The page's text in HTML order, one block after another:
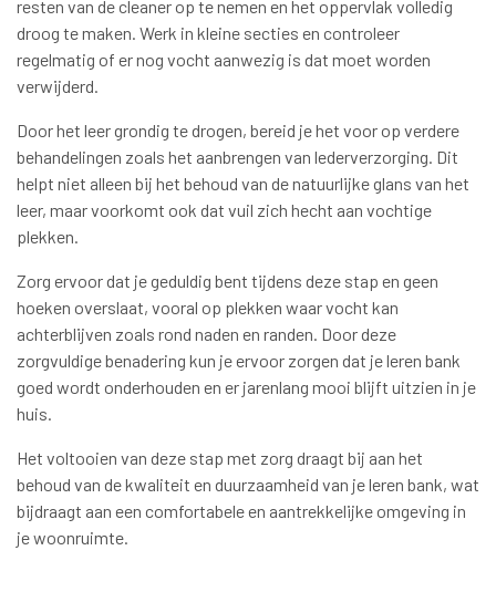
resten van de cleaner op te nemen en het oppervlak volledig
droog te maken. Werk in kleine secties en controleer
regelmatig of er nog vocht aanwezig is dat moet worden
verwijderd.
Door het leer grondig te drogen, bereid je het voor op verdere
behandelingen zoals het aanbrengen van lederverzorging. Dit
helpt niet alleen bij het behoud van de natuurlijke glans van het
leer, maar voorkomt ook dat vuil zich hecht aan vochtige
plekken.
Zorg ervoor dat je geduldig bent tijdens deze stap en geen
hoeken overslaat, vooral op plekken waar vocht kan
achterblijven zoals rond naden en randen. Door deze
zorgvuldige benadering kun je ervoor zorgen dat je leren bank
goed wordt onderhouden en er jarenlang mooi blijft uitzien in je
huis.
Het voltooien van deze stap met zorg draagt bij aan het
behoud van de kwaliteit en duurzaamheid van je leren bank, wat
bijdraagt aan een comfortabele en aantrekkelijke omgeving in
je woonruimte.